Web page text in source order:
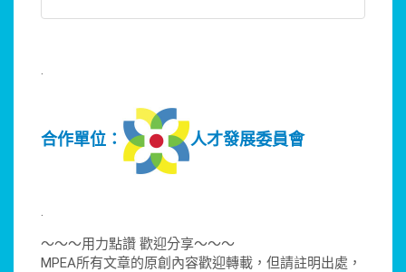
.
合作單位： 人才發展委員會
.
～～～用力點讚 歡迎分享～～～
MPEA所有文章的原創內容歡迎轉載，但請註明出處，